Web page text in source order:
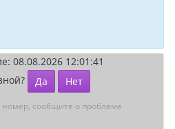
08.08.2026 12:01:41
Да Нет
сообщите о проблеме